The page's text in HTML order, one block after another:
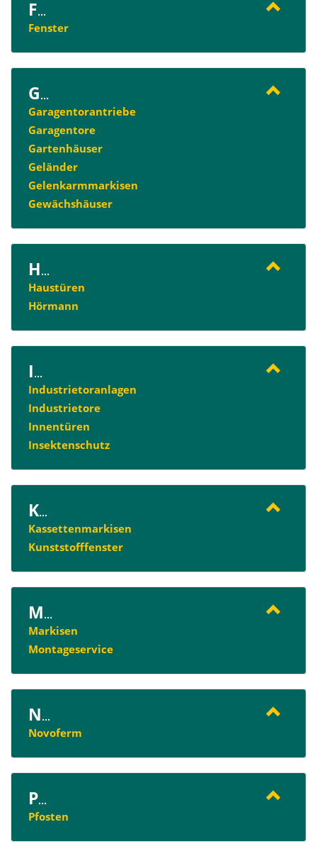
F...
Fenster
G...
Garagentorantriebe
Garagentore
Gartenhäuser
Geländer
Gelenkarmmarkisen
Gewächshäuser
H...
Haustüren
Hörmann
I...
Industrietoranlagen
Industrietore
Innentüren
Insektenschutz
K...
Kassettenmarkisen
Kunststofffenster
M...
Markisen
Montageservice
N...
Novoferm
P...
Pfosten